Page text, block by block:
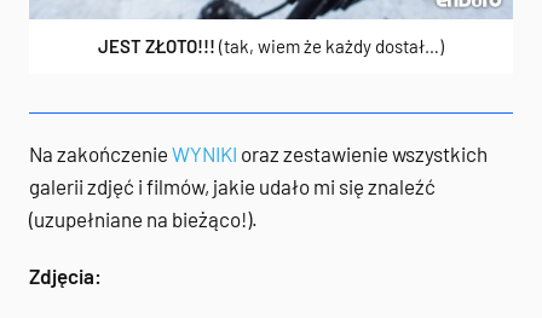
JEST ZŁOTO!!! (tak, wiem że każdy dostał…)
Na zakończenie WYNIKI oraz zestawienie wszystkich
galerii zdjęć i filmów, jakie udało mi się znaleźć
(uzupełniane na bieżąco!).
Zdjęcia: